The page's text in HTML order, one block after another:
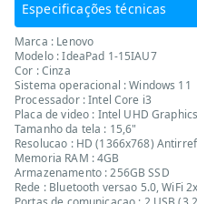
Especificações técnicas
Marca : Lenovo
Modelo : IdeaPad 1-15IAU7
Cor : Cinza
Sistema operacional : Windows 11
Processador : Intel Core i3
Placa de video : Intel UHD Graphics
Tamanho da tela : 15,6"
Resolucao : HD (1366x768)
Memoria RAM : 4GB
Armazenamento : 256GB SSD
Rede : Bluetooth versao 5.0, WiFi